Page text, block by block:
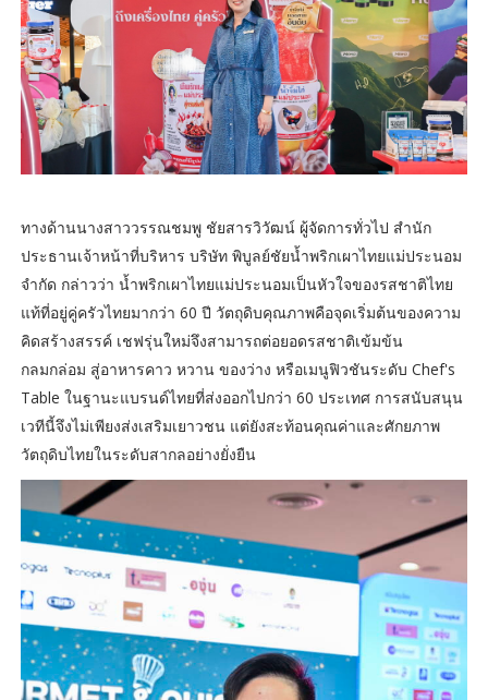
ทางด้านนางสาววรรณชมพู ชัยสารวิวัฒน์ ผู้จัดการทั่วไป สำนัก
ประธานเจ้าหน้าที่บริหาร บริษัท พิบูลย์ชัยน้ำพริกเผาไทยแม่ประนอม
จำกัด กล่าวว่า น้ำพริกเผาไทยแม่ประนอมเป็นหัวใจของรสชาติไทย
แท้ที่อยู่คู่ครัวไทยมากว่า 60 ปี วัตถุดิบคุณภาพคือจุดเริ่มต้นของความ
คิดสร้างสรรค์ เชฟรุ่นใหม่จึงสามารถต่อยอดรสชาติเข้มข้น
กลมกล่อม สู่อาหารคาว หวาน ของว่าง หรือเมนูฟิวชันระดับ Chef's
Table ในฐานะแบรนด์ไทยที่ส่งออกไปกว่า 60 ประเทศ การสนับสนุน
เวทีนี้จึงไม่เพียงส่งเสริมเยาวชน แต่ยังสะท้อนคุณค่าและศักยภาพ
วัตถุดิบไทยในระดับสากลอย่างยั่งยืน